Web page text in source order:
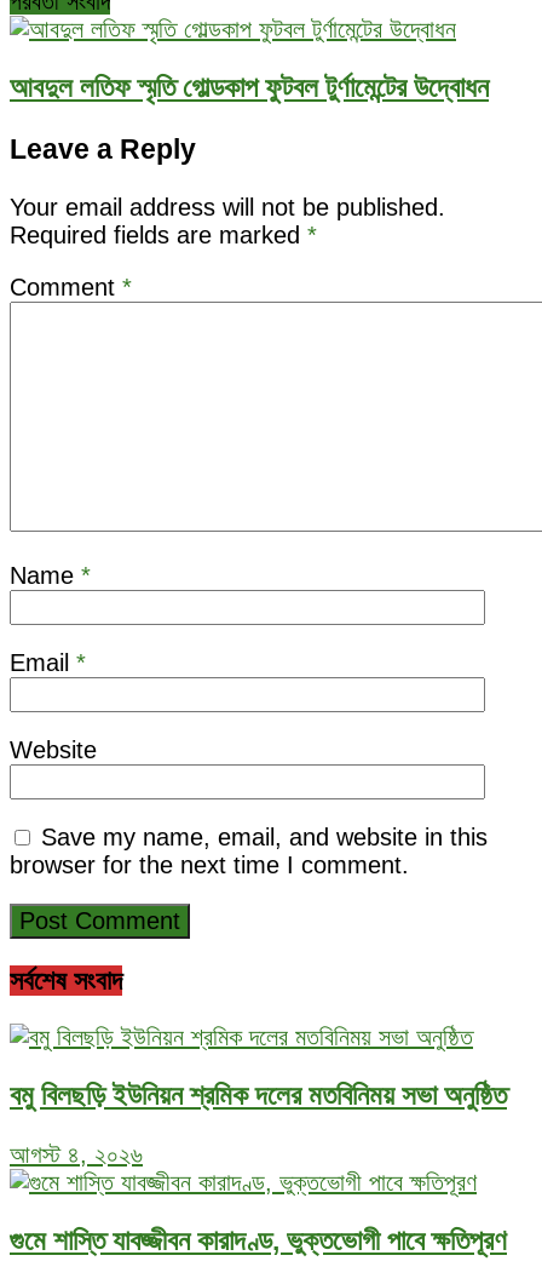
আবদুল লতিফ স্মৃতি গোল্ডকাপ ফুটবল টুর্ণামেন্টের উদ্বোধন
Leave a Reply
Your email address will not be published.
Required fields are marked *
Comment *
Name *
Email *
Website
Save my name, email, and website in this
browser for the next time I comment.
সর্বশেষ সংবাদ
বমু বিলছড়ি ইউনিয়ন শ্রমিক দলের মতবিনিময় সভা অনুষ্ঠিত
আগস্ট ৪, ২০২৬
গুমে শাস্তি যাবজ্জীবন কারাদণ্ড, ভুক্তভোগী পাবে ক্ষতিপূরণ